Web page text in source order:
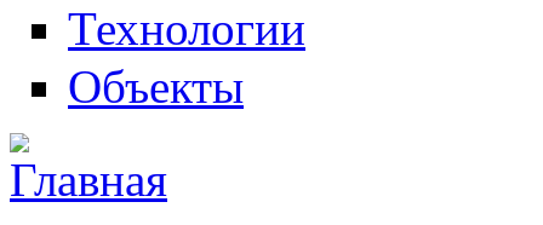
Технологии
Объекты